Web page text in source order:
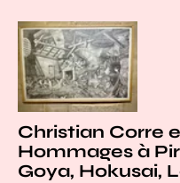
Christian Corre
Hommages à
Goya, Hokusai,